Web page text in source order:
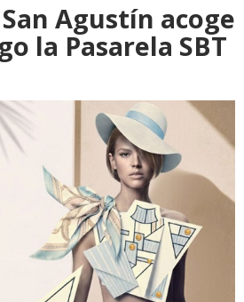
Agustín acoge
la Pasarela SBT